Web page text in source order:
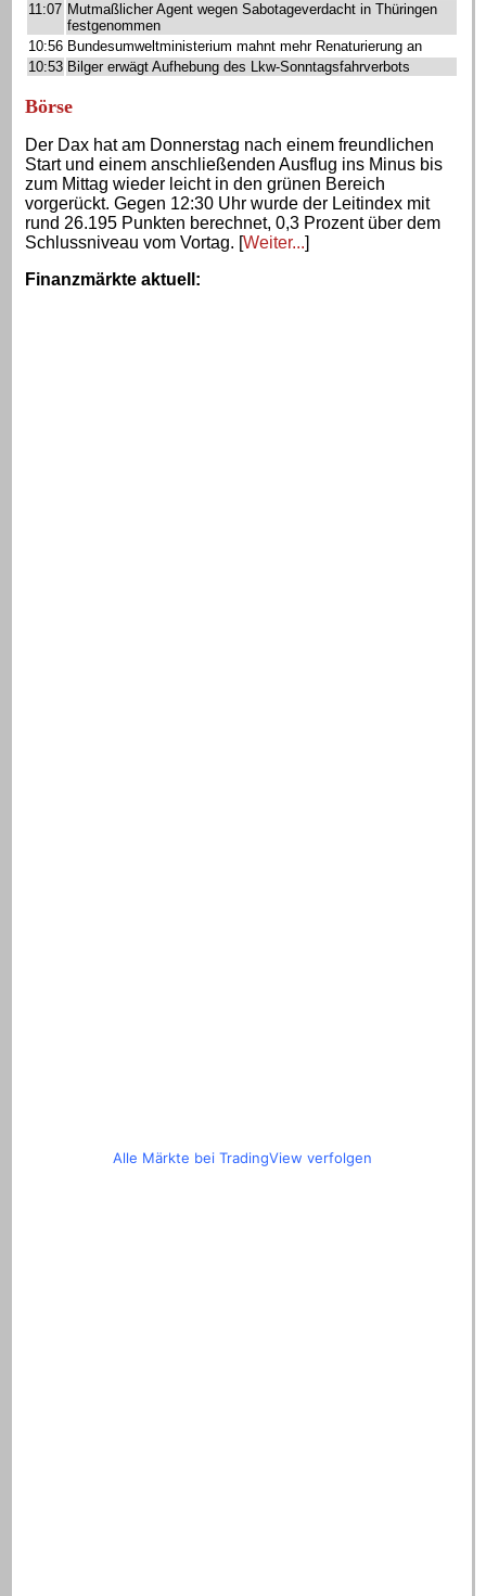
11:07 Mutmaßlicher Agent wegen Sabotageverdacht in Thüringen
festgenommen
10:56 Bundesumweltministerium mahnt mehr Renaturierung an
10:53 Bilger erwägt Aufhebung des Lkw-Sonntagsfahrverbots
Börse
Der Dax hat am Donnerstag nach einem freundlichen
Start und einem anschließenden Ausflug ins Minus bis
zum Mittag wieder leicht in den grünen Bereich
vorgerückt. Gegen 12:30 Uhr wurde der Leitindex mit
rund 26.195 Punkten berechnet, 0,3 Prozent über dem
Schlussniveau vom Vortag. [Weiter...]
Finanzmärkte aktuell :
Alle Märkte bei TradingView verfolgen